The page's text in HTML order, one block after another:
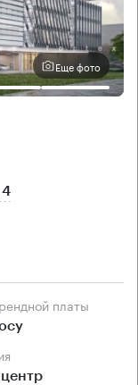
Еще фото
4
платы